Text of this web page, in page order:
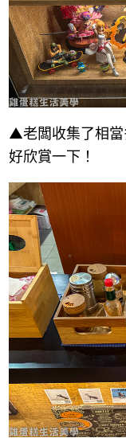
▲老闆收集了相當
好欣賞一下！